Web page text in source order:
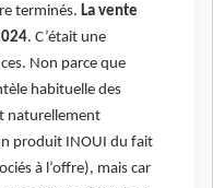
terminés. La vente
. C’était une
Non parce que
habituelle des
naturellement
produit INOUI du fait
à l’offre), mais car